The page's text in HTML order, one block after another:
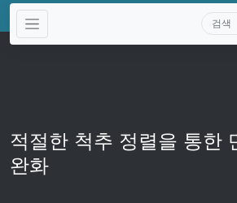
적절한 척추 정렬을 통한
완화